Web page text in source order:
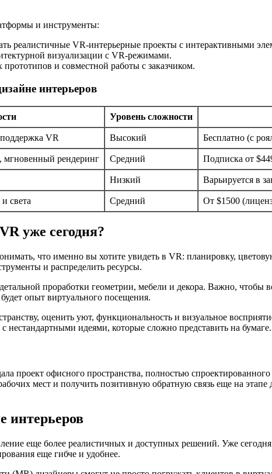
и инструменты:
реалистичные VR-интерьерные проекты с интерактивными
визуализации с VR-режимами.
и совместной работы с заказчиком.
интерьеров
Уровень сложности
VR Высокий Бесплатно (с
мгновенный рендеринг Средний Подписка от
Низкий Варьируется в
света Средний От $1500
уже сегодня?
что именно вы хотите увидеть в VR: планировку,
и распределить ресурсы.
проработки геометрии, мебели и декора. Важно, чтобы
опыт виртуального посещения.
оценить уют, функциональность и визуальное
идеями, которые сложно представить на бумаге.
проект офисного пространства, полностью
мест и получить позитивную обратную связь еще на этапе
интерьеров
еще более реалистичных и доступных решений. Уже
еще гибче и удобнее.